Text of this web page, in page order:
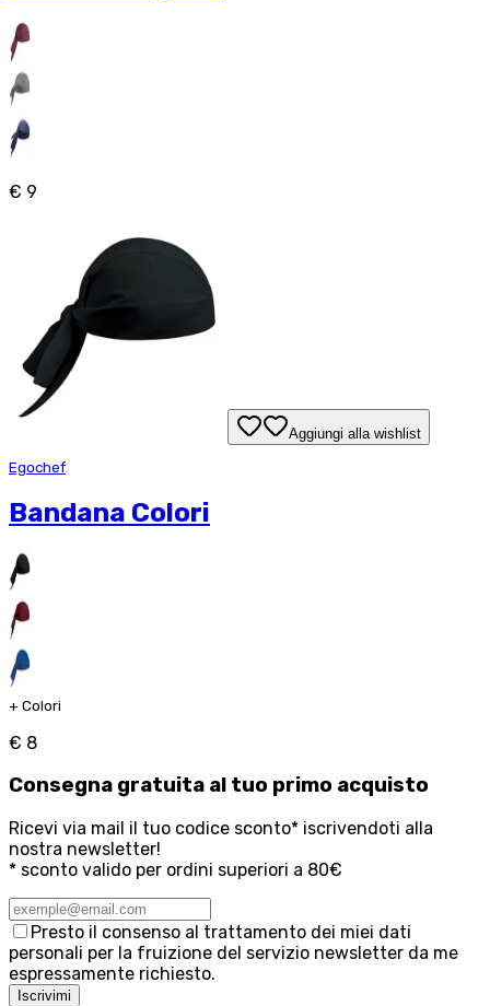
€ 9
Aggiungi alla wishlist
Egochef
Bandana Colori
+ Colori
€ 8
Consegna gratuita al tuo primo acquisto
Ricevi via mail il tuo codice sconto* iscrivendoti alla
nostra newsletter!
* sconto valido per ordini superiori a 80€
Presto il consenso al trattamento dei miei dati
personali per la fruizione del servizio newsletter da me
espressamente richiesto.
Iscrivimi